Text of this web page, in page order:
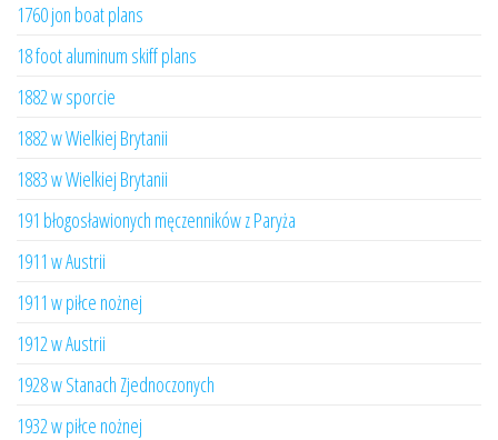
1760 jon boat plans
18 foot aluminum skiff plans
1882 w sporcie
1882 w Wielkiej Brytanii
1883 w Wielkiej Brytanii
191 błogosławionych męczenników z Paryża
1911 w Austrii
1911 w piłce nożnej
1912 w Austrii
1928 w Stanach Zjednoczonych
1932 w piłce nożnej